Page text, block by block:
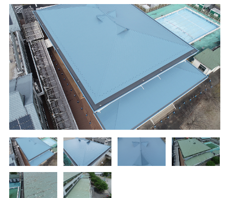
フリーハットⅡ型
FHR-2000
フラットライン
エコウェーブ
タイマルーフ M型
タイマルーフ F25
タイマルーフ T型
カナメ一文字葺き
金属瓦
カナメルーフ
洋瓦王(ヨウガオウ)
通気断熱工法
Vi65
Vi65 PLUS
Vi75・Vi125
Viカバー50
換気棟システム
換気棟システム
デザイン軒樋
カナメシャープ樋
技術情報
ダウンロード
お問い合わせ